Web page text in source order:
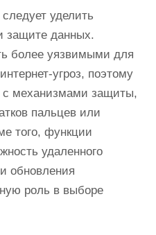
уделить
защите данных.
более уязвимыми для
угроз, поэтому
механизмами защиты,
пальцев или
того, функции
удаленного
обновления
роль в выборе